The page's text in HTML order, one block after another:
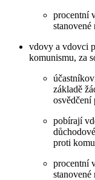
procentní
vdovy a vdovci
komunismu, za
základě
osvědčení
pobírají
proti
procentní